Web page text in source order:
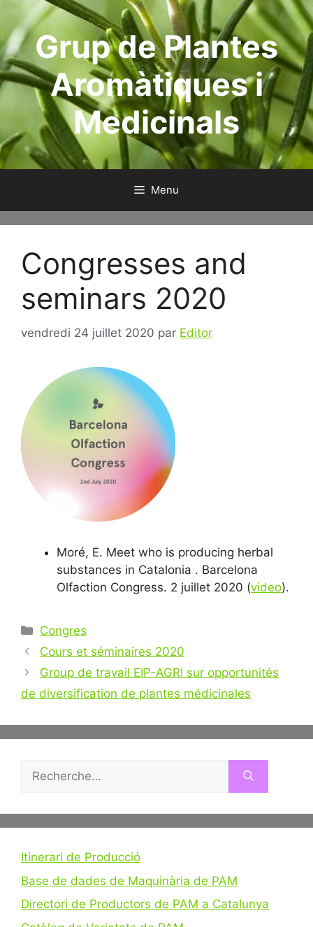
contenuGrup de Plantes
Aromàtiques i
Medicinals
Menu
Congresses and
seminars 2020
vendredi 24 juillet 2020 par Editor
Moré, E. Meet who is producing herbal
substances in Catalonia . Barcelona
Olfaction Congress. 2 juillet 2020 (video).
Catégories
Congres
Navigation
des
Cours et séminaires 2020
Group de travail EIP-AGRI sur opportunités
de diversification de plantes médicinales
Rechercher :
Itinerari de Producció
Base de dades de Maquinària de PAM
Directori de Productors de PAM a Catalunya